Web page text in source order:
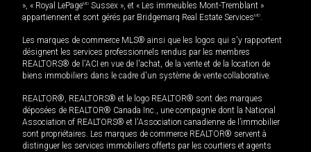
», « Royal LePageMD Sussex », et « Les immeubles Mont-Tremblant »
appartiennent et sont gérés par Bridgemarq Real Estate ServicesMD.
Les marques de commerce MLS® ainsi que les logos qui s'y rapportent
désignent les services professionnels rendus par les membres
REALTORS® de l'ACI en vue de l'achat, de la vente et de la location de
biens immobiliers dans le cadre d'un système de vente collaborative.
REALTOR®, REALTORS® et le logo REALTOR® sont des marques
déposées de REALTOR® Canada Inc., une compagnie dont la National
Association of REALTORS® et l'Association canadienne de l’immobilier
sont propriétaires. Les marques de commerce REALTOR® servent à
distinguer les services immobiliers offerts par les courtiers et agents